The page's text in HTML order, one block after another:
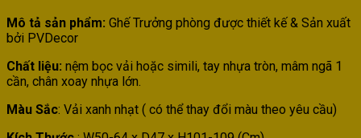
Mô tả sản phẩm: Ghế Trưởng phòng được thiết kế & Sản xuất
bởi PVDecor
Chất liệu: nệm bọc vải hoặc simili, tay nhựa tròn, mâm ngã 1
cần, chân xoay nhựa lớn.
Màu Sắc: Vải xanh nhạt ( có thể thay đổi màu theo yêu cầu)